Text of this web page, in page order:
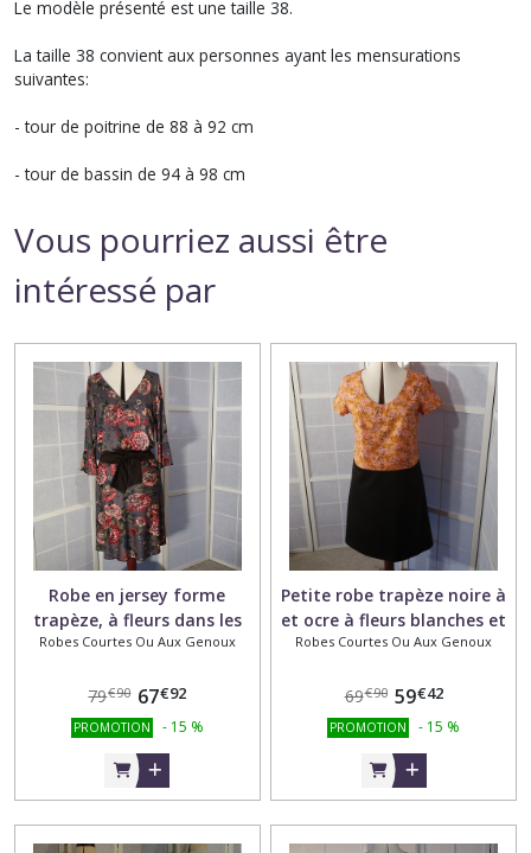
Le modèle présenté est une taille 38.
La taille 38 convient aux personnes ayant les mensurations
suivantes:
- tour de poitrine de 88 à 92 cm
- tour de bassin de 94 à 98 cm
Vous pourriez aussi être
intéressé par
Robe en jersey forme
trapèze, à fleurs dans les
tons gris, rouge et rose,
Robes Courtes Ou Aux Genoux
79€90 67€92
PROMOTION - 15 %
Petite robe trapèze noire à
et ocre à fleurs blanches et
roses pâles à manches
40
Robes Courtes Ou Aux Genoux
69€90 59€42
PROMOTION - 15 %